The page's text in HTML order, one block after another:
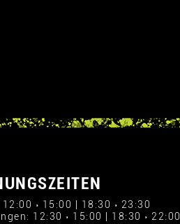
› 15:00 | 18:30 › 23:30
12:30 › 15:00 | 18:30 › 22:00